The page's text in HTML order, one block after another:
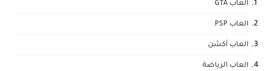
العاب GTA
العاب PSP
العاب أكشن
العاب الرياضة